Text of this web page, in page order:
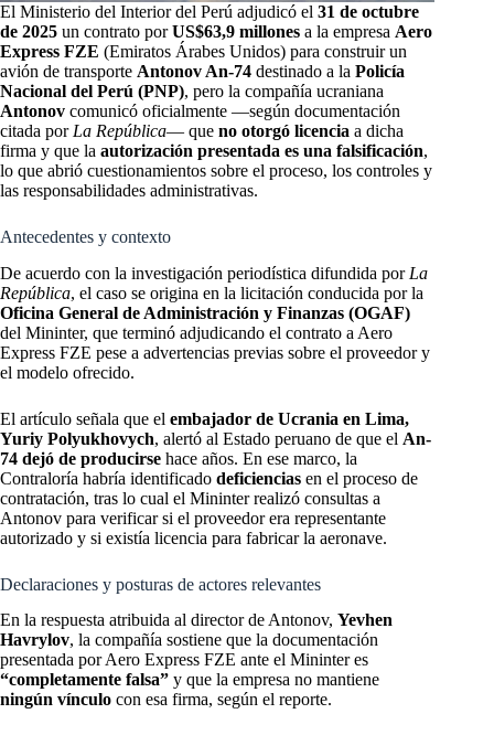
El Ministerio del Interior del Perú adjudicó el 31 de octubre
de 2025 un contrato porUS$63,9 millones a la empresa Aero
Express FZE (Emiratos Árabes Unidos) para construir un
avión de transporte Antonov An-74 destinado a la Policía
Nacional del Perú (PNP), pero la compañía ucraniana
Antonov comunicó oficialmente —según documentación
citada por La República— que no otorgó licencia a dicha
firma y que la autorización presentada es una falsificación,
lo que abrió cuestionamientos sobre el proceso, los controles y
las responsabilidades administrativas.
Antecedentes y contexto
De acuerdo con la investigación periodística difundida por La
República, el caso se origina en la licitación conducida por la
Oficina General de Administración y Finanzas (OGAF)
del Mininter, que terminó adjudicando el contrato a Aero
Express FZE pese a advertencias previas sobre el proveedor y
el modelo ofrecido.
El artículo señala que el embajador de Ucrania en Lima,
Yuriy Polyukhovych, alertó al Estado peruano de que el An-
74 dejó de producirse hace años. En ese marco, la
Contraloría habría identificado deficiencias en el proceso de
contratación, tras lo cual el Mininter realizó consultas a
Antonov para verificar si el proveedor era representante
autorizado y si existía licencia para fabricar la aeronave.
Declaraciones y posturas de actores relevantes
En la respuesta atribuida al director de Antonov, Yevhen
Havrylov, la compañía sostiene que la documentación
presentada por Aero Express FZE ante el Mininter es
“completamente falsa” y que la empresa no mantiene
ningún vínculo con esa firma, según el reporte.